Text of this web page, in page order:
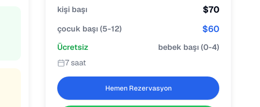
kişi başı $70
çocuk başı (5-12) $60
Ücretsiz bebek başı(0-4)
7 saat
Hemen Rezervasyon